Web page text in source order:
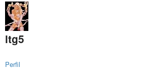
ltg5
Perfil